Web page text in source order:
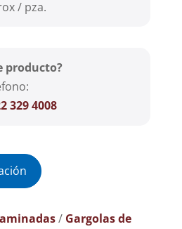
/ pza.
producto?
329 4008
/ Gargolas de